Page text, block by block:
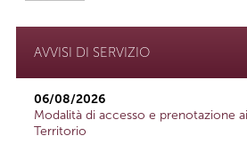
AVVISI DI SERVIZIO
06/08/2026
Modalità di accesso e prenotazione
Territorio